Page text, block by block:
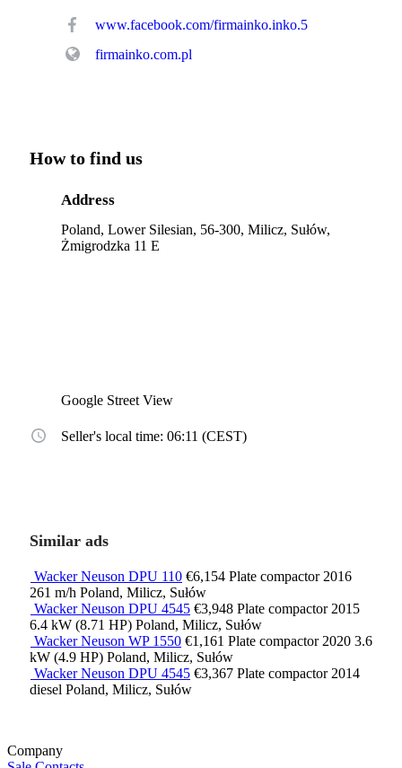
www.facebook.com/firmainko.inko.5
firmainko.com.pl
How to find us
Address
Poland, Lower Silesian, 56-300, Milicz, Sułów,
Żmigrodzka 11 E
Google Street View
Seller's local time: 06:11 (CEST)
Similar ads
Wacker Neuson DPU 110 €6,154 Plate compactor 2016
261 m/h Poland, Milicz, Sułów
Wacker Neuson DPU 4545 €3,948 Plate compactor 2015
6.4 kW (8.71 HP) Poland, Milicz, Sułów
Wacker Neuson WP 1550 €1,161 Plate compactor 2020 3.6
kW (4.9 HP) Poland, Milicz, Sułów
Wacker Neuson DPU 4545 €3,367 Plate compactor 2014
diesel Poland, Milicz, Sułów
Company